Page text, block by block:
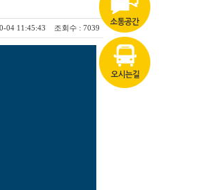
04 11:45:43 조회수 : 7039